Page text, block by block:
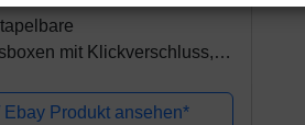
mit Klickverschluss,
Ebay Produkt ansehen*